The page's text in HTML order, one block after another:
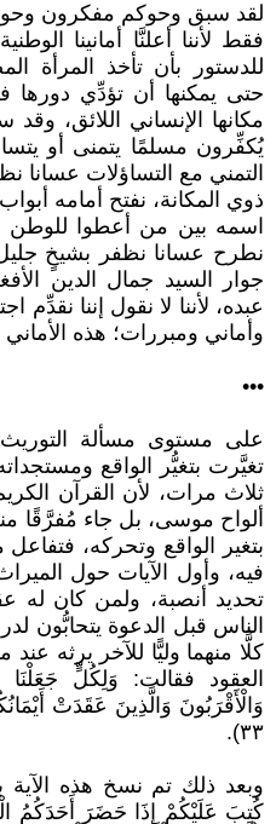
لقد سبق وحوكم مفكرون
فقط لأننا أعلنَّا أمانينا
للدستور بأن تأخذ المرأة
حتى يمكنها أن تؤدِّي
مكانها الإنساني اللائق،
يُكفِّرون مسلمًا يتمنى أو
التمني مع التساؤلات عسانا
ذوي المكانة، نفتح أمامه
اسمه بين من أعطوا للوطن
نطرح عسانا نظفر بشيخٍ
جوار السيد جمال الدين
عبده، لأننا لا نقول إننا نقدِّم
وأماني ومبررات؛ هذه
•••
على مستوى مسألة
تغيَّرت بتغيُّر الواقع
ثلاث مرات، لأن القرآن
ألواح موسى، بل جاء مُفرَّقًا
بتغير الواقع وتحركه،
فيه، وأول الآيات حول
تحديد أنصبة، ولمن كان له
الناس قبل الدعوة يتحابُّون
كلًّا منهما وليًّا للآخر يرثه
العقود فقالت: وَلِكُلٍّ
وَالْأَقْرَبُونَ وَالَّذِينَ عَقَدَتْ
٣٣).
وبعد ذلك تم نسخ هذه الآية
كُتِبَ عَلَيْكُمْ إِذَا حَضَرَ أَحَدَكُمُ